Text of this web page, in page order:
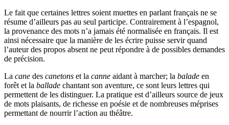
Le fait que certaines lettres soient muettes en parlant français ne se
résume d’ailleurs pas au seul participe. Contrairement à l’espagnol,
la provenance des mots n’a jamais été normalisée en français. Il est
ainsi nécessaire que la manière de les écrire puisse servir quand
l’auteur des propos absent ne peut répondre à de possibles demandes
de précision.
La cane des canetons et la canne aidant à marcher; la balade en
forêt et la ballade chantant son aventure, ce sont leurs lettres qui
permettent de les distinguer. La pratique est d’ailleurs source de jeux
de mots plaisants, de richesse en poésie et de nombreuses méprises
permettant de nourrir l’action au théâtre.